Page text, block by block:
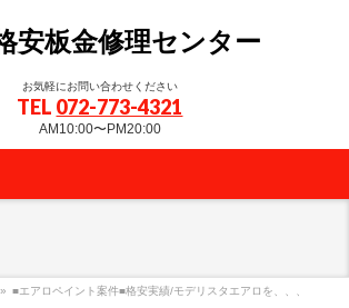
安板金修理センター
お気軽にお問い合わせください
TEL 072-773-4321
AM10:00〜PM20:00
» ■エアロペイント案件■格安実績/モデリスタエアロを、、、